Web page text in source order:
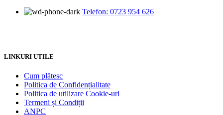
Telefon: 0723 954 626
LINKURI UTILE
Cum plătesc
Politica de Confidențialitate
Politica de utilizare Cookie-uri
Termeni și Condiții
ANPC